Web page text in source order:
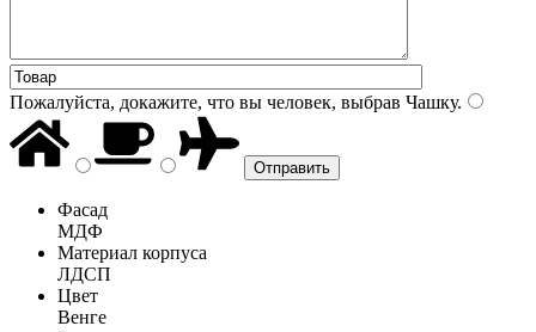
Пожалуйста, докажите, что вы человек, выбрав Чашку.
Фасад
МДФ
Материал корпуса
ЛДСП
Цвет
Венге